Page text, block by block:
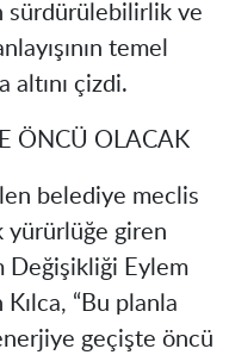
sürdürülebilirlik ve
temel
altını çizdi.
ÖNCÜ OLACAK
belediye meclis
yürürlüğe giren
Değişikliği Eylem
Kılca, “Bu planla
geçişte öncü